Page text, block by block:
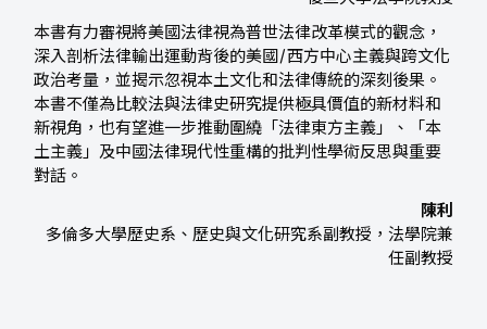
本書有力審視將美國法律視為普世法律改革模式的觀念，
深入剖析法律輸出運動背後的美國/西方中心主義與跨文化
政治考量，並揭示忽視本土文化和法律傳統的深刻後果。
本書不僅為比較法與法律史研究提供極具價值的新材料和
新視角，也有望進一步推動圍繞「法律東方主義」、「本
土主義」及中國法律現代性重構的批判性學術反思與重要
對話。
陳利
多倫多大學歷史系、歷史與文化研究系副教授，法學院兼
任副教授